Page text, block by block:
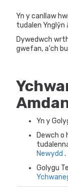
Yn y canllaw
tudalen Ynglŷn
Dywedwch
gwefan, a'ch
Yn y
Dewch o
Newydd .
Golygu